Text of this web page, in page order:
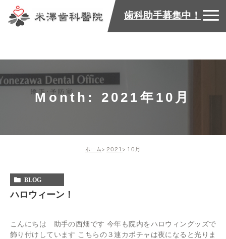
歯科助手募集中！
Month: 2021年10月
ホーム 2021 10月
BLOG
ハロウィーン！
こんにちは 助手の西畑です 今年も院内をハロウィングッズで
飾り付けしています こちらの３連カボチャは夜になると光りま